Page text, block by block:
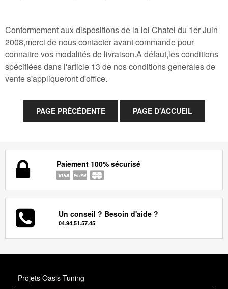
Conformement aux dispositions de la loi Chatel du 1er Juin
2008,merci de nous contacter avant commande pour
connaitre vos modalités de livraison.A défaut,les conditions
spécifiées dans l'article 13 de nos conditions generales de
vente s'appliqueront d'office.
Paiement 100% sécurisé
Un conseil ? Besoin d'aide ?
04.94.51.57.45
Projets Oasis Tuning